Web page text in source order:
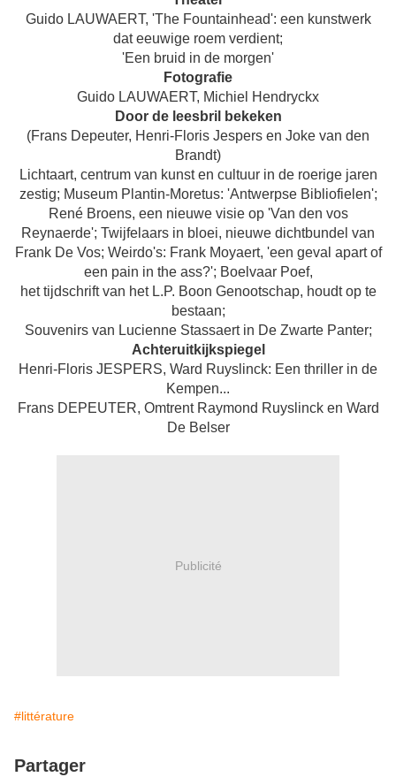
Guido LAUWAERT, 'The Fountainhead': een kunstwerk
dat eeuwige roem verdient;
'Een bruid in de morgen'
Fotografie
Guido LAUWAERT, Michiel Hendryckx
Door de leesbril bekeken
(Frans Depeuter, Henri-Floris Jespers en Joke van den
Brandt)
Lichtaart, centrum van kunst en cultuur in de roerige jaren
zestig; Museum Plantin-Moretus: 'Antwerpse Bibliofielen';
René Broens, een nieuwe visie op 'Van den vos
Reynaerde'; Twijfelaars in bloei, nieuwe dichtbundel van
Frank De Vos; Weirdo's: Frank Moyaert, 'een geval apart of
een pain in the ass?'; Boelvaar Poef,
het tijdschrift van het L.P. Boon Genootschap, houdt op te
bestaan;
Souvenirs van Lucienne Stassaert in De Zwarte Panter;
Achteruitkijkspiegel
Henri-Floris JESPERS, Ward Ruyslinck: Een thriller in de
Kempen...
Frans DEPEUTER, Omtrent Raymond Ruyslinck en Ward
De Belser
Publicité
#littérature
Partager